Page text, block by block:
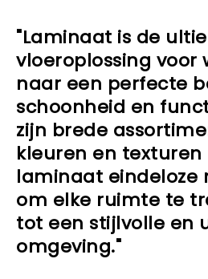
"Laminaat is de
vloeroplossing voor
naar een perfecte
schoonheid en
zijn brede
kleuren en
laminaat eindeloze
om elke ruimte te
tot een stijlvolle en
omgeving."